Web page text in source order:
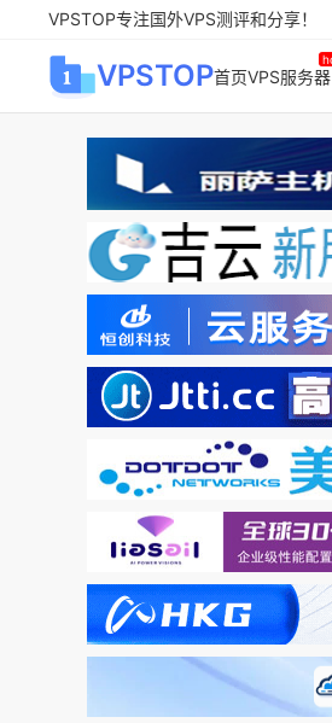
VPSTOP专注国外VPS测评和分享！
VPSTOP首页VPS服务器